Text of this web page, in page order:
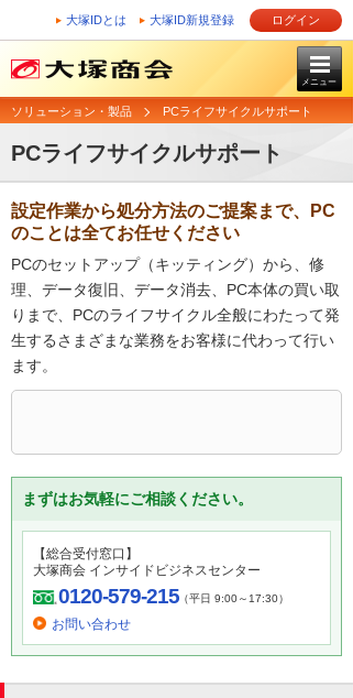
大塚IDとは 大塚ID新規登録 ログイン
メニュー
ソリューション・製品 PCライフサイクルサポート
PCライフサイクルサポート
設定作業から処分方法のご提案まで、PC
のことは全てお任せください
PCのセットアップ（キッティング）から、修
理、データ復旧、データ消去、PC本体の買い取
りまで、PCのライフサイクル全般にわたって発
生するさまざまな業務をお客様に代わって行い
ます。
まずはお気軽にご相談ください。
【総合受付窓口】
大塚商会 インサイドビジネスセンター
0120-579-215（平日 9:00～17:30）
お問い合わせ